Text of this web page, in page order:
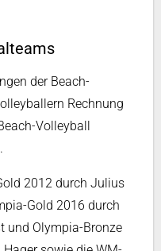
der Beach-
Rechnung
Volleyball
2012 durch Julius
Gold 2016 durch
und Olympia-Bronze